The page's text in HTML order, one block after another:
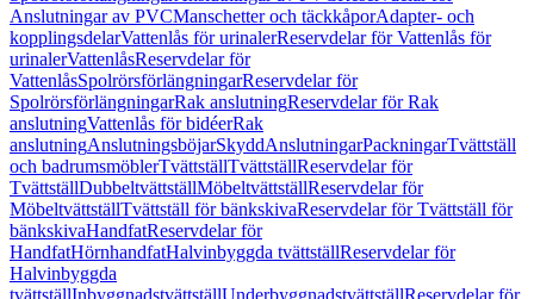
Anslutningar av PVCManschetter och täckkåporAdapter- och
kopplingsdelarVattenlås för urinalerReservdelar för Vattenlås för
urinalerVattenlåsReservdelar för
VattenlåsSpolrörsförlängningarReservdelar för
SpolrörsförlängningarRak anslutningReservdelar för Rak
anslutningVattenlås för bidéerRak
anslutningAnslutningsböjarSkyddAnslutningarPackningarTvättställ
och badrumsmöblerTvättställTvättställReservdelar för
TvättställDubbeltvättställMöbeltvättställReservdelar för
MöbeltvättställTvättställ för bänkskivaReservdelar för Tvättställ för
bänkskivaHandfatReservdelar för
HandfatHörnhandfatHalvinbyggda tvättställReservdelar för
Halvinbyggda
tvättställInbyggnadstvättställUnderbyggnadstvättställReservdelar för